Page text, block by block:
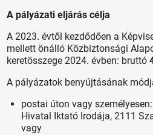
A pályázati eljárás célja
A 2023. évtől kezdődően a
mellett önálló Közbiztonsági
keretösszege 2024. évben: bruttó
A pályázatok benyújtásának
postai úton vagy
Hivatal Iktató Irodája, 2111
vagy